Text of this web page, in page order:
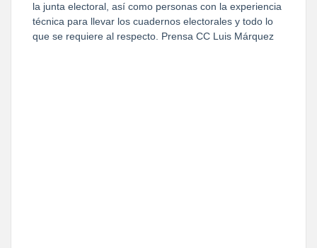
la junta electoral, así como personas con la experiencia
técnica para llevar los cuadernos electorales y todo lo
que se requiere al respecto. Prensa CC Luis Márquez